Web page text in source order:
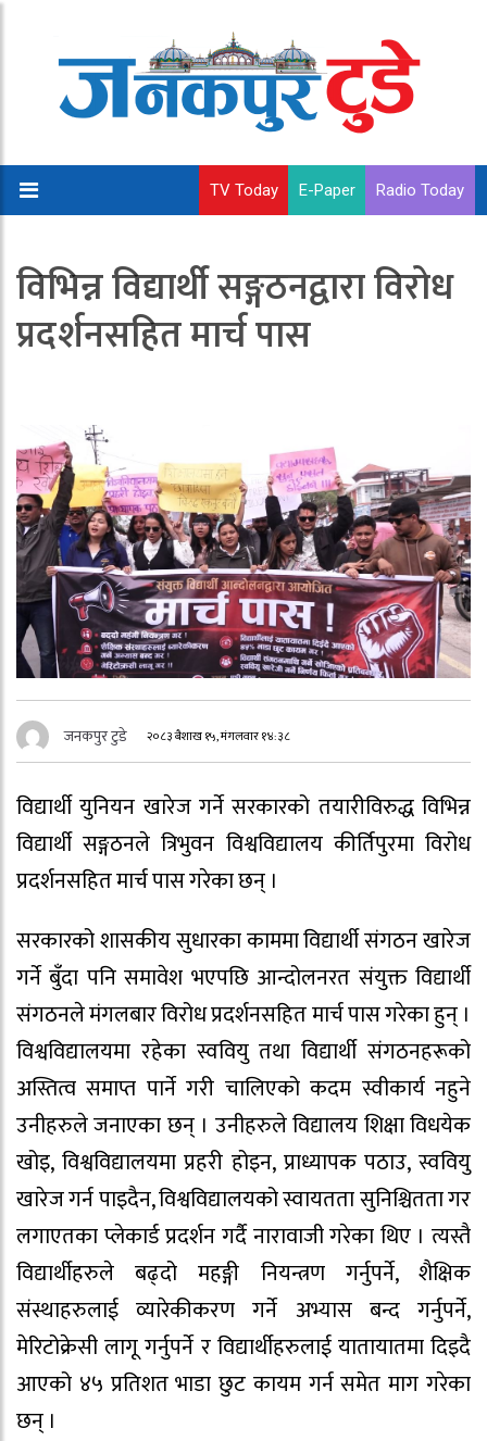
TV Today E-Paper Radio Today
विभिन्न विद्यार्थी सङ्गठनद्वारा विरोध
प्रदर्शनसहित मार्च पास
जनकपुर टुडे २०८३ बैशाख १५, मंगलवार १४:३८
विद्यार्थी युनियन खारेज गर्ने सरकारको तयारीविरुद्ध विभिन्न
विद्यार्थी सङ्गठनले त्रिभुवन विश्वविद्यालय कीर्तिपुरमा विरोध
प्रदर्शनसहित मार्च पास गरेका छन् ।
सरकारको शासकीय सुधारका काममा विद्यार्थी संगठन खारेज
गर्ने बुँदा पनि समावेश भएपछि आन्दोलनरत संयुक्त विद्यार्थी
संगठनले मंगलबार विरोध प्रदर्शनसहित मार्च पास गरेका हुन् ।
विश्वविद्यालयमा रहेका स्ववियु तथा विद्यार्थी संगठनहरूको
अस्तित्व समाप्त पार्ने गरी चालिएको कदम स्वीकार्य नहुने
उनीहरुले जनाएका छन् । उनीहरुले विद्यालय शिक्षा विधयेक
खोइ, विश्वविद्यालयमा प्रहरी होइन, प्राध्यापक पठाउ, स्ववियु
खारेज गर्न पाइदैन, विश्वविद्यालयको स्वायतता सुनिश्चितता गर
लगाएतका प्लेकार्ड प्रदर्शन गर्दै नारावाजी गरेका थिए । त्यस्तै
विद्यार्थीहरुले बढ्दो महङ्गी नियन्त्रण गर्नुपर्ने, शैक्षिक
संस्थाहरुलाई व्यारेकीकरण गर्ने अभ्यास बन्द गर्नुपर्ने,
मेरिटोक्रेसी लागू गर्नुपर्ने र विद्यार्थीहरुलाई यातायातमा दिइदै
आएको ४५ प्रतिशत भाडा छुट कायम गर्न समेत माग गरेका
छन् ।